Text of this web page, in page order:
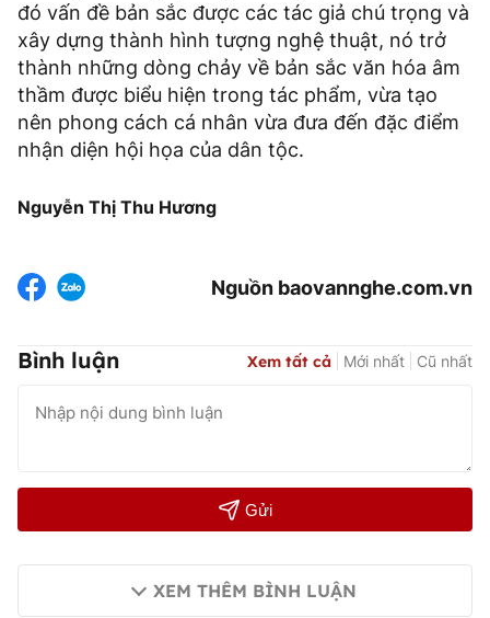
đó vấn đề bản sắc được các tác giả chú trọng và
xây dựng thành hình tượng nghệ thuật, nó trở
thành những dòng chảy về bản sắc văn hóa âm
thầm được biểu hiện trong tác phẩm, vừa tạo
nên phong cách cá nhân vừa đưa đến đặc điểm
nhận diện hội họa của dân tộc.
Nguyễn Thị Thu Hương
Nguồn baovannghe.com.vn
Bình luận Xem tất cả Mới nhất Cũ nhất
Gửi
XEM THÊM BÌNH LUẬN